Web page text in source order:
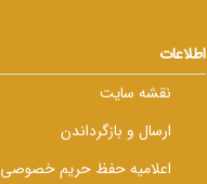
اطلاعات
نقشه سایت
ارسال و بازگرداندن
اعلامیه حفظ حریم خصوصی